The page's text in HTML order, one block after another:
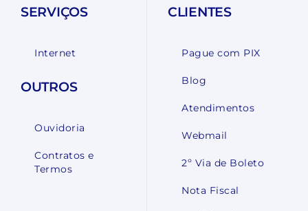
SERVIÇOS
Internet
OUTROS
Ouvidoria
Contratos e
Termos
CLIENTES
Pague com PIX
Blog
Atendimentos
Webmail
2º Via de Boleto
Nota Fiscal